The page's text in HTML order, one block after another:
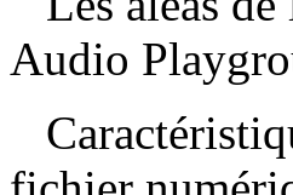
Audio